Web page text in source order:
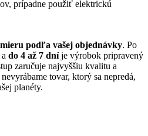
prípadne použiť elektrickú
podľa vašej objednávky. Po
do 4 až 7 dníje výrobok pripravený
zaručuje najvyššiu kvalitu a
tovar, ktorý sa nepredá,
planéty.